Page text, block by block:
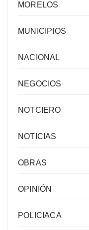
MORELOS
MUNICIPIOS
NACIONAL
NEGOCIOS
NOTCIERO
NOTICIAS
OBRAS
OPINIÓN
POLICIACA